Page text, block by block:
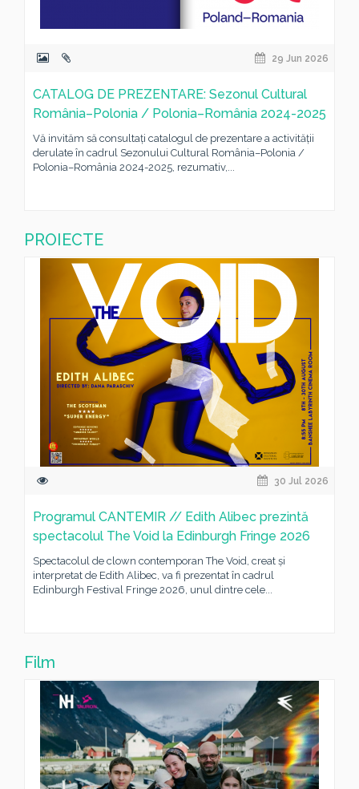
29 Jun 2026
CATALOG DE PREZENTARE: Sezonul Cultural
România–Polonia / Polonia–România 2024-2025
Vă invităm să consultați catalogul de prezentare a activității
derulate în cadrul Sezonului Cultural România–Polonia /
Polonia–România 2024-2025, rezumativ,...
PROIECTE
30 Jul 2026
Programul CANTEMIR // Edith Alibec prezintă
spectacolul The Void la Edinburgh Fringe 2026
Spectacolul de clown contemporan The Void, creat și
interpretat de Edith Alibec, va fi prezentat în cadrul
Edinburgh Festival Fringe 2026, unul dintre cele...
Film